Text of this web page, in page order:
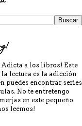
Adicta a los libros! Este
la lectura es la adicción
puedes encontrar series
No te entretengo
en este pequeño
leemos!